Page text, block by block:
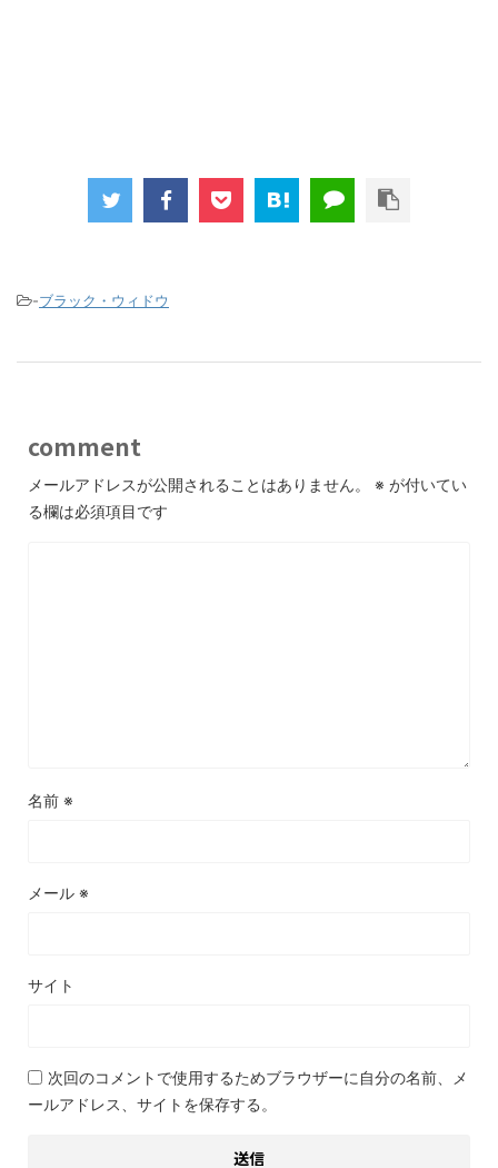
-ブラック・ウィドウ
comment
メールアドレスが公開されることはありません。 ※ が付いてい
る欄は必須項目です
名前 ※
メール ※
サイト
次回のコメントで使用するためブラウザーに自分の名前、メ
ールアドレス、サイトを保存する。